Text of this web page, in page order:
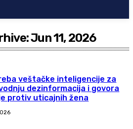
Jun 11, 2026
veštačke inteligencije za
dezinformacija i govora
protiv uticajnih žena